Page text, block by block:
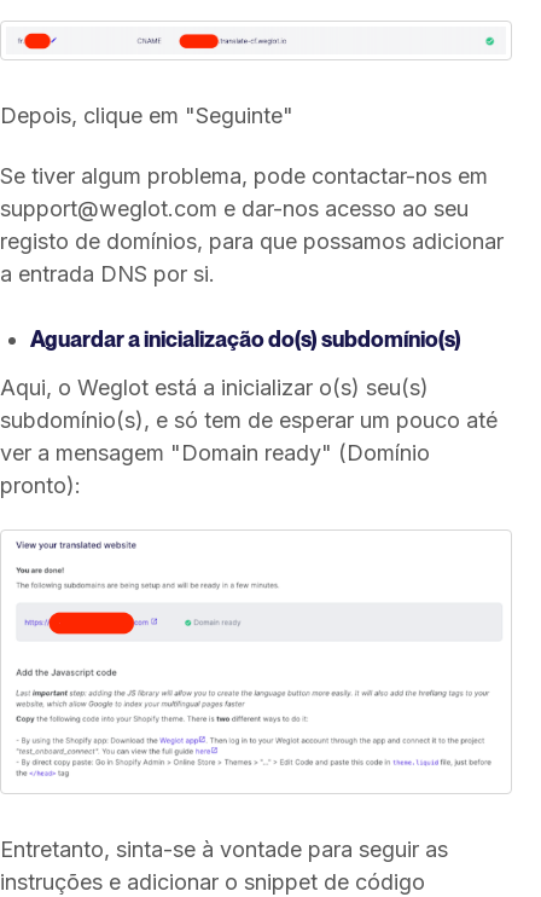
Depois, clique em "Seguinte"
Se tiver algum problema, pode contactar-nos em
support@weglot.com e dar-nos acesso ao seu
registo de domínios, para que possamos adicionar
a entrada DNS por si.
Aguardar a inicialização do(s) subdomínio(s)
Aqui, o Weglot está a inicializar o(s) seu(s)
subdomínio(s), e só tem de esperar um pouco até
ver a mensagem "Domain ready" (Domínio
pronto):
Entretanto, sinta-se à vontade para seguir as
instruções e adicionar o snippet de código